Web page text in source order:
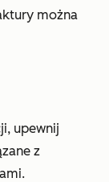
można
upewnij
z